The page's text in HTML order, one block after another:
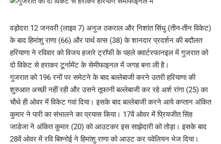
वड़ोदरा 12 जनवरी (लाइव 7) अनुज ठकराल और निशांत सिंधु (तीन-तीन विकेट)
के बाद हिमांशु राणा (66) और पार्थ वत्स (38) के शानदार प्रदर्शन की बदौलत
हरियाणा ने रविवार को विजय हजारे ट्रॉफी के पहले क्वार्टरफानइल में गुजरात को
दो विकेट से हराकर टूर्नामेंट के सेमीफाइनल में जगह बना ली है।
गुजरात को 196 रनों पर समेटने के बाद बल्लेबाजी करने उतरी हरियाणा की
शुरुआत अच्छी नहीं रही और उसने तूफानी बल्लेबाजी कर रहे अर्श रांगा (25) का
चौथे ही ओवर में विकेट गवां दिया। इसके बाद बल्लेबाजी करने आये कप्तान अंकित
कुमार ने पारी का संभालने का प्रयास किया। 17वें ओवर में प्रियजीत सिंह
जाडेजा ने अंकित कुमार (20) को आउटकर इस साझेदारी को तोड़ा। इसके बाद
28वें ओवर में रवि बिश्नोई ने हिमांशु राणा को आउट कर पवेलियन भेज दिया।